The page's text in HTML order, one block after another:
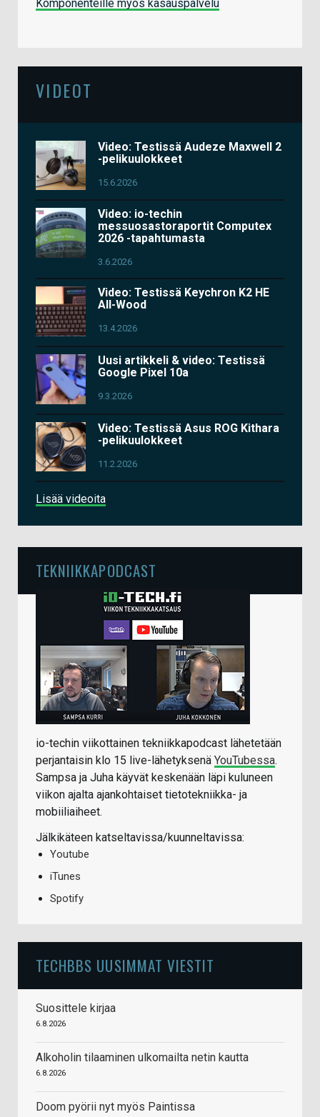
Komponenteille myös kasauspalvelu
VIDEOT
Video: Testissä Audeze Maxwell 2
-pelikuulokkeet
15.6.2026
Video: io-techin
messuosastoraportit Computex
2026 -tapahtumasta
3.6.2026
Video: Testissä Keychron K2 HE
All-Wood
13.4.2026
Uusi artikkeli & video: Testissä
Google Pixel 10a
9.3.2026
Video: Testissä Asus ROG Kithara
-pelikuulokkeet
11.2.2026
Lisää videoita
TEKNIIKKAPODCAST
io-techin viikottainen tekniikkapodcast lähetetään
perjantaisin klo 15 live-lähetyksenä YouTubessa.
Sampsa ja Juha käyvät keskenään läpi kuluneen
viikon ajalta ajankohtaiset tietotekniikka- ja
mobiiliaiheet.
Jälkikäteen katseltavissa/kuunneltavissa:
Youtube
iTunes
Spotify
TECHBBS UUSIMMAT VIESTIT
Suosittele kirjaa
6.8.2026
Alkoholin tilaaminen ulkomailta netin kautta
6.8.2026
Doom pyörii nyt myös Paintissa